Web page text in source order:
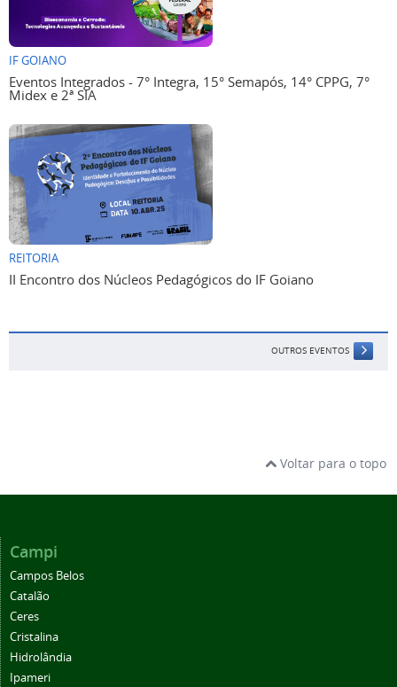
IF GOIANO
Eventos Integrados - 7° Integra, 15° Semapós, 14° CPPG, 7°
Midex e 2ª SIA
REITORIA
II Encontro dos Núcleos Pedagógicos do IF Goiano
OUTROS EVENTOS
Voltar para o topo
Campi
Campos Belos
Catalão
Ceres
Cristalina
Hidrolândia
Ipameri